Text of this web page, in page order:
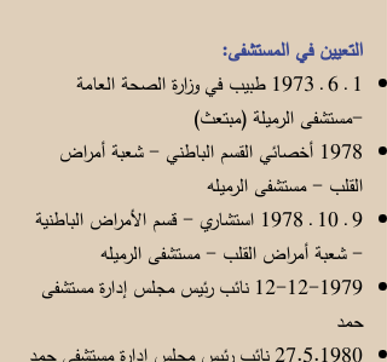
التعيين في المستشفى:
1 ـ 6 ـ 1973 طبيب في وزارة الصحة العامة
-مستشفى الرميلة (مبتعث)
1978 أخصائي القسم الباطني - شعبة أمراض
القلب - مستشفى الرميله
9 ـ 10 ـ 1978 استشاري - قسم الأمراض الباطنية
- شعبة أمراض القلب - مستشفى الرميله
12-12-1979 نائب رئيس مجلس إدارة مستشفى
حمد
27.5.1980نائب رئيس مجلس إدارة مستشفى حمد